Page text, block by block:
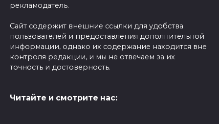
рекламодатель.
Сайт содержит внешние ссылки для удобства
пользователей и предоставления дополнительной
информации, однако их содержание находится вне
контроля редакции, и мы не отвечаем за их
точность и достоверность.
Читайте и смотрите нас: